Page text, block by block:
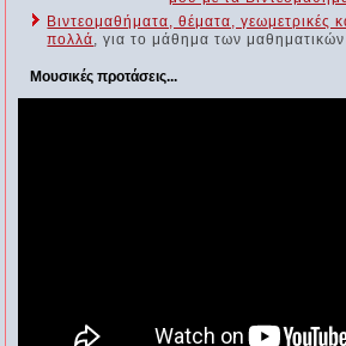
Βιντεομαθήματα, θέματα, γεωμετρικές
πολλά
, για το μάθημα των
Μουσικές προτάσεις...